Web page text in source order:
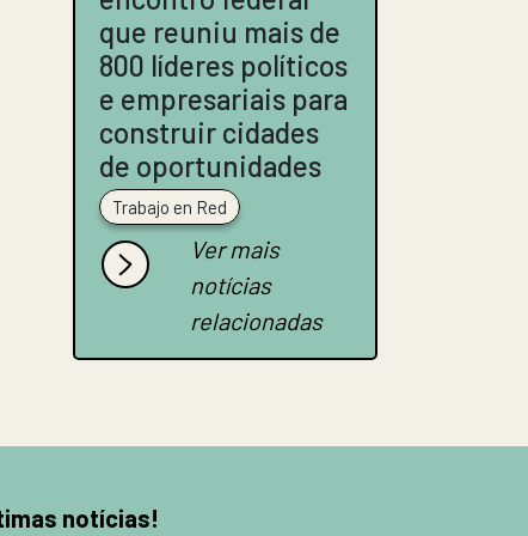
que reuniu mais de
800 líderes políticos
e empresariais para
construir cidades
de oportunidades
Trabajo en Red
Ver mais
notícias
relacionadas
notícias!